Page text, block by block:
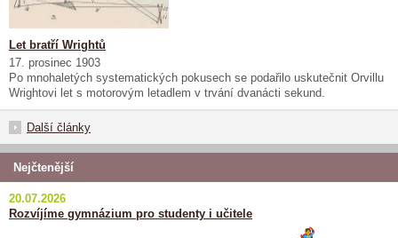
Let bratří Wrightů
17. prosinec 1903
Po mnohaletých systematických pokusech se podařilo uskutečnit Orvillu
Wrightovi let s motorovým letadlem v trvání dvanácti sekund.
Další články
Nejčtenější
20.07.2026
Rozvíjíme gymnázium pro studenty i učitele